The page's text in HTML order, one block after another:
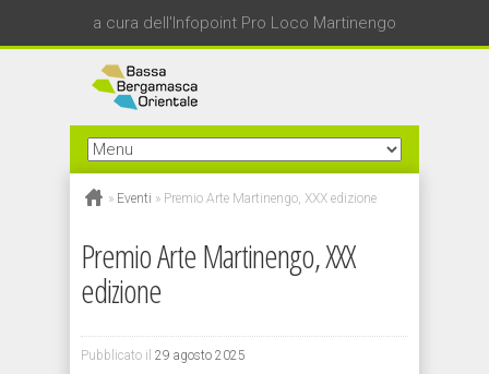
a cura dell'Infopoint Pro Loco Martinengo
» Eventi » Premio Arte Martinengo, XXX edizione
Premio Arte Martinengo, XXX
edizione
Pubblicato il 29 agosto 2025